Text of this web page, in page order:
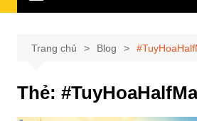
Trang chủ Blog
Thẻ: